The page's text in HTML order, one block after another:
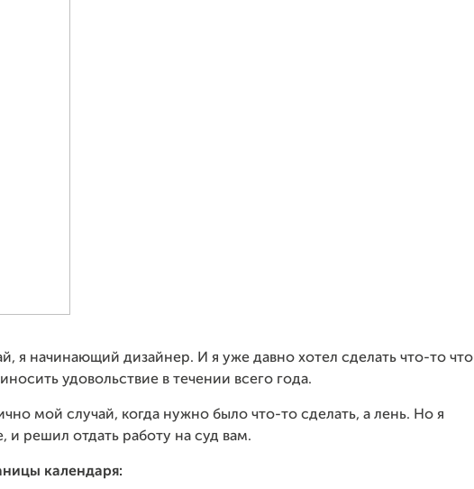
я начинающий дизайнер. И я уже давно хотел сделать что-то что
удовольствие в течении всего года.
мой случай, когда нужно было что-то сделать, а лень. Но я
и решил отдать работу на суд вам.
календаря: